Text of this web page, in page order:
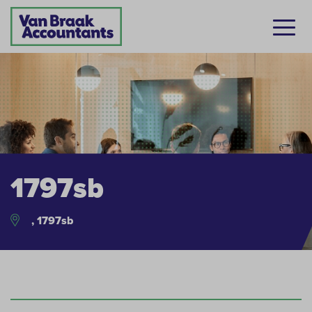
1797sb
, 1797sb